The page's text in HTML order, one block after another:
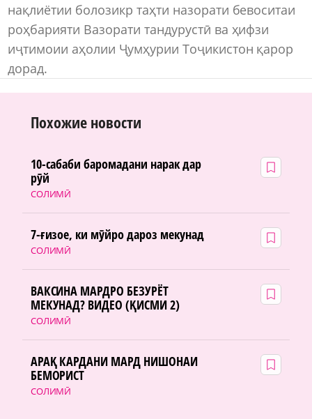
нақлиётии болозикр таҳти назорати бевоситаи
роҳбарияти Вазорати тандурустӣ ва ҳифзи
иҷтимоии аҳолии Ҷумҳурии Тоҷикистон қарор
дорад.
Похожие новости
СОЛИМӢ
10-сабаби баромадани нарак дар
рӯй
СОЛИМӢ
7-ғизое, ки мӯйро дароз мекунад
СОЛИМӢ
ВАКСИНА МАРДРО БЕЗУРЁТ
МЕКУНАД? ВИДЕО (ҚИСМИ 2)
СОЛИМӢ
АРАҚ КАРДАНИ МАРД НИШОНАИ
БЕМОРИСТ